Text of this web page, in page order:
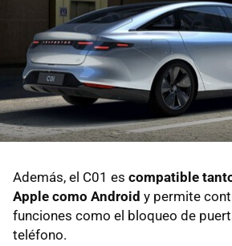
Además, el C01 es compatible
Apple como Android y permite
funciones como el bloqueo de
teléfono.